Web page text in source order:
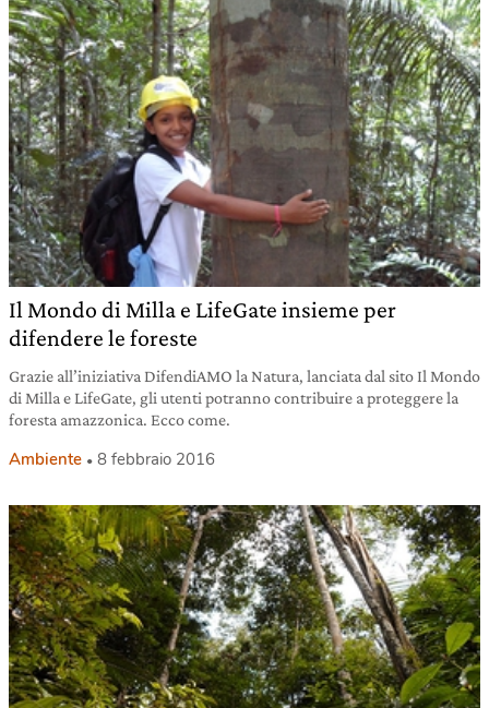
Il Mondo di Milla e LifeGate insieme per
difendere le foreste
Grazie all’iniziativa DifendiAMO la Natura, lanciata dal sito Il Mondo
di Milla e LifeGate, gli utenti potranno contribuire a proteggere la
foresta amazzonica. Ecco come.
Ambiente 8 febbraio 2016